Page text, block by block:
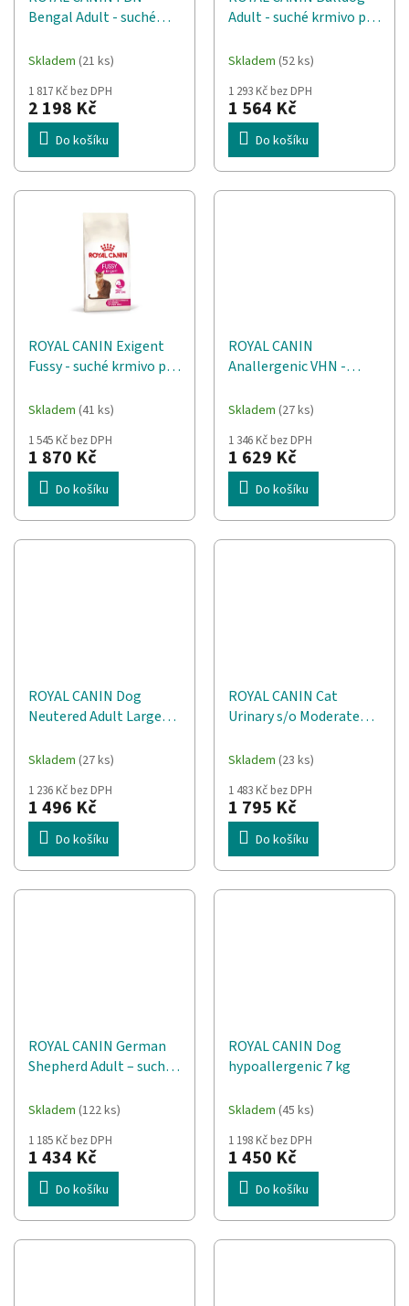
Bengal Adult - suché
Skladem (21 ks)
1 817 Kč bez DPH
2 198 Kč
Do košíku
Adult - suché krmivo pro
Skladem (52 ks)
1 293 Kč bez DPH
1 564 Kč
Do košíku
ROYAL CANIN Exigent
Fussy - suché krmivo pro
Skladem (41 ks)
1 545 Kč bez DPH
1 870 Kč
Do košíku
ROYAL CANIN
Anallergenic VHN -
- 4kg
Skladem (27 ks)
1 346 Kč bez DPH
1 629 Kč
Do košíku
ROYAL CANIN Dog
Neutered Adult Large
psy - 13kg
Skladem (27 ks)
1 236 Kč bez DPH
1 496 Kč
Do košíku
ROYAL CANIN Cat
Urinary s/o Moderate
krmivo pro kočky - 7kg
Skladem (23 ks)
1 483 Kč bez DPH
1 795 Kč
Do košíku
ROYAL CANIN German
Shepherd Adult – suché
plemene německý ovčák
Skladem (122 ks)
1 185 Kč bez DPH
1 434 Kč
Do košíku
ROYAL CANIN Dog
hypoallergenic 7 kg
Skladem (45 ks)
1 198 Kč bez DPH
1 450 Kč
Do košíku